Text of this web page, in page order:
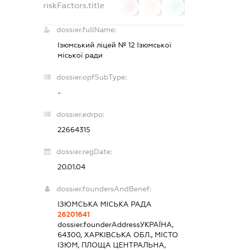
riskFactors.title
dossier.fullName:
Ізюмський ліцей № 12 Ізюмської
міської ради
dossier.opfSubType:
-
dossier.edrpo:
22664315
dossier.regDate:
20.01.04
dossier.foundersAndBenef:
ІЗЮМСЬКА МІСЬКА РАДА
26201641
dossier.founderAddressУКРАЇНА,
64300, ХАРКІВСЬКА ОБЛ., МІСТО
ІЗЮМ, ПЛОЩА ЦЕНТРАЛЬНА,